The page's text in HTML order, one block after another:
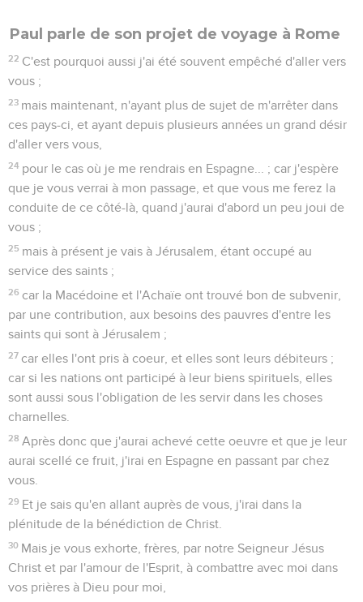
Paul parle de son projet de voyage à Rome
22 C'est pourquoi aussi j'ai été souvent empêché d'aller vers
vous ;
23 mais maintenant, n'ayant plus de sujet de m'arrêter dans
ces pays-ci, et ayant depuis plusieurs années un grand désir
d'aller vers vous,
24 pour le cas où je me rendrais en Espagne... ; car j'espère
que je vous verrai à mon passage, et que vous me ferez la
conduite de ce côté-là, quand j'aurai d'abord un peu joui de
vous ;
25 mais à présent je vais à Jérusalem, étant occupé au
service des saints ;
26 car la Macédoine et l'Achaïe ont trouvé bon de subvenir,
par une contribution, aux besoins des pauvres d'entre les
saints qui sont à Jérusalem ;
27 car elles l'ont pris à coeur, et elles sont leurs débiteurs ;
car si les nations ont participé à leur biens spirituels, elles
sont aussi sous l'obligation de les servir dans les choses
charnelles.
28 Après donc que j'aurai achevé cette oeuvre et que je leur
aurai scellé ce fruit, j'irai en Espagne en passant par chez
vous.
29 Et je sais qu'en allant auprès de vous, j'irai dans la
plénitude de la bénédiction de Christ.
30 Mais je vous exhorte, frères, par notre Seigneur Jésus
Christ et par l'amour de l'Esprit, à combattre avec moi dans
vos prières à Dieu pour moi,